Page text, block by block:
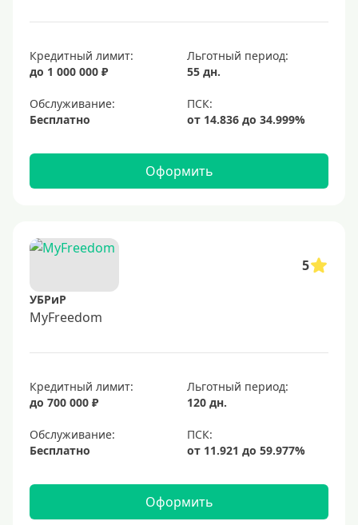
Кредитный лимит:
до 1 000 000 ₽
Льготный период:
55 дн.
Обслуживание:
Бесплатно
Оформить
5
УБРиР
MyFreedom
Кредитный лимит:
до 700 000 ₽
Льготный период:
120 дн.
Обслуживание:
Бесплатно
Оформить